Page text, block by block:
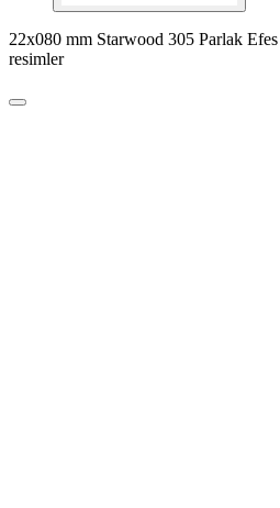
22x080 mm Starwood 305 Parlak
resimler